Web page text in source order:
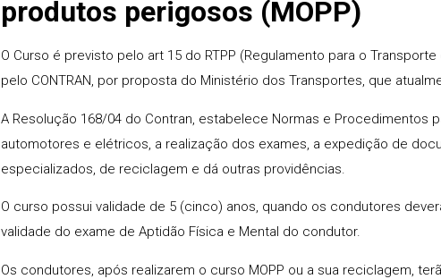
produtos perigosos (MOPP)
O Curso é previsto pelo art 15 do RTPP (Regulamento para o
pelo CONTRAN, por proposta do Ministério dos Transportes, que
A Resolução 168/04 do Contran, estabelece Normas e Procedimentos
automotores e elétricos, a realização dos exames, a expedição de
especializados, de reciclagem e dá outras providências.
O curso possui validade de 5 (cinco) anos, quando os condutores
validade do exame de Aptidão Física e Mental do condutor.
Os condutores, após realizarem o curso MOPP ou a sua reciclagem,